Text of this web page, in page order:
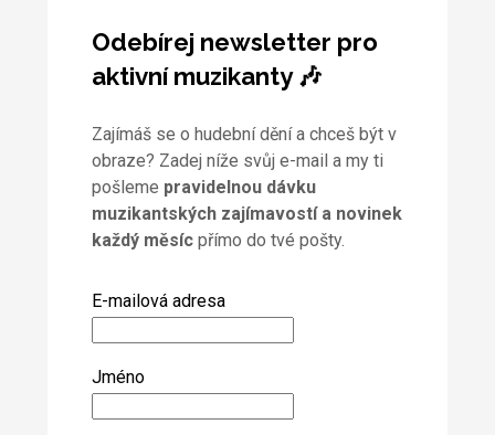
Odebírej newsletter pro
aktivní muzikanty 🎶
Zajímáš se o hudební dění a chceš být v
obraze? Zadej níže svůj e-mail a my ti
pošleme pravidelnou dávku
muzikantských zajímavostí a novinek
každý měsícpřímo do tvé pošty.
E-mailová adresa
Jméno